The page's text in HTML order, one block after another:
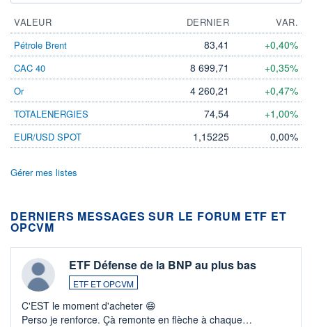
VALEUR DERNIER
VAR.
Pétrole Brent
83,41 +0,40%
CAC 40 8 699,71 +0,35%
Or 4 260,21 +0,47%
TOTALENERGIES 74,54 +1,00%
EUR/USD SPOT 1,15225 0,00%
Gérer mes listes
DERNIERS MESSAGES SUR LE FORUM ETF ET
OPCVM
ETF Défense de la BNP au plus bas
ETF ET OPCVM
C'EST le moment d'acheter 😄​
Perso je renforce. Çà remonte en flèche à chaque